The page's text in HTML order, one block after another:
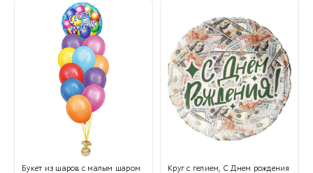
Букет из шаров с малым шаром
Круг с гелием, С Днем рождения